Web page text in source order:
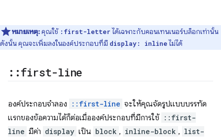
หมายเหตุ:คุณใช้ :first-letter ได้เฉพาะกับคอนเทนเนอร์บล็อกเท่านั้น
ดังนั้น คุณจะเพิ่มลงในองค์ประกอบที่มี display: inlineไม่ได้
::first-line
องค์ประกอบจำลอง ::first-line จะให้คุณจัดรูปแบบบรรทัด
แรกของข้อความได้ก็ต่อเมื่อองค์ประกอบที่มีการใช้ ::first-
line มีค่า display เป็น block , inline-block , list-